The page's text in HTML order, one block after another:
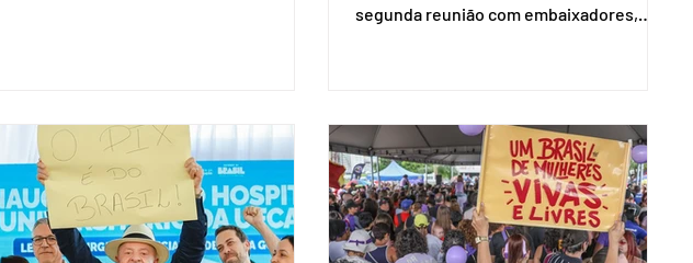
formação de alianças no âmbito local. A
ideia, segundo o partido, é focar na
eleição de governadores e deputados
estaduais, além de fortalecer a bancada
no Congresso Nacional, com senad
segunda reunião com embaixadores,
sistema eleitoral do país. Segundo o
tribunal, o encontro ocorrerá na sede do
TSE e dará continuidade às ações de
transparência voltadas à comunidade
internacional. Nela, o presidente da